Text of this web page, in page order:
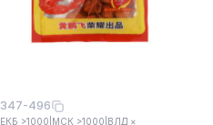
347-496
ЕКБ >1000 МСК >1000 ВЛД ×